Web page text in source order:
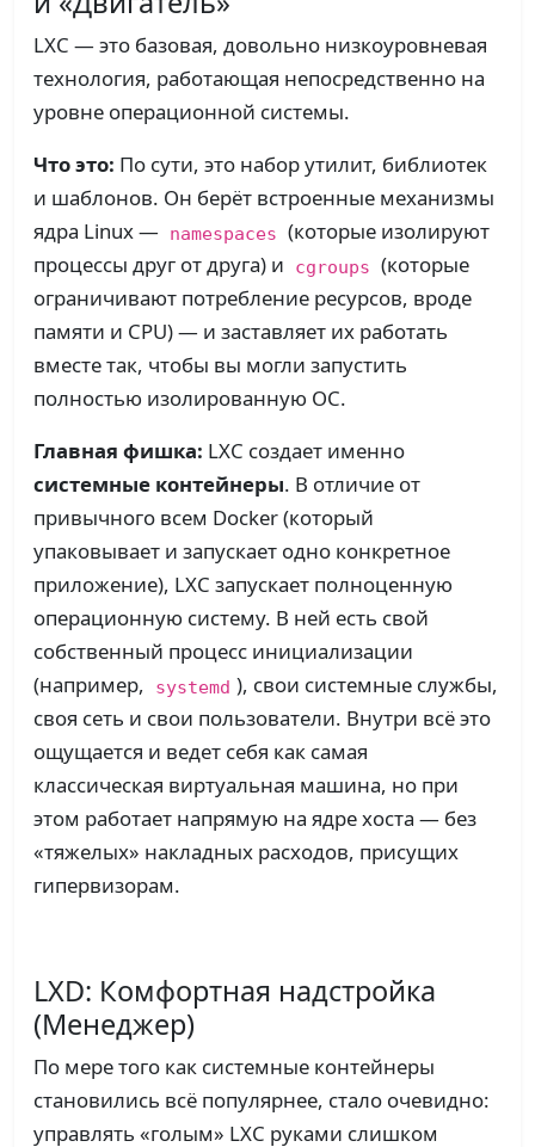
LXC — это базовая, довольно низкоуровневая
технология, работающая непосредственно на
уровне операционной системы.
Что это: По сути, это набор утилит, библиотек
и шаблонов. Он берёт встроенные механизмы
ядра Linux — namespaces (которые изолируют
процессы друг от друга) и
cgroups (которые
ограничивают потребление ресурсов, вроде
памяти и CPU) — и заставляет их работать
вместе так, чтобы вы могли запустить
полностью изолированную ОС.
Главная фишка: LXC создает именно
системные контейнеры. В отличие от
привычного всем Docker (который
упаковывает и запускает одно конкретное
приложение), LXC запускает полноценную
операционную систему. В ней есть свой
собственный процесс инициализации
(например,
systemd ), свои системные службы,
своя сеть и свои пользователи. Внутри всё это
ощущается и ведет себя как самая
классическая виртуальная машина, но при
этом работает напрямую на ядре хоста — без
«тяжелых» накладных расходов, присущих
гипервизорам.
LXD: Комфортная надстройка
(Менеджер)
По мере того как системные контейнеры
становились всё популярнее, стало очевидно:
управлять «голым» LXC руками слишком